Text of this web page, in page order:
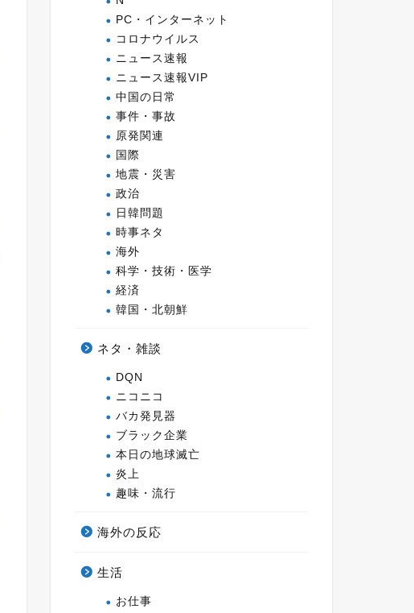
PC・インターネット
コロナウイルス
ニュース速報
ニュース速報VIP
中国の日常
事件・事故
原発関連
国際
地震・災害
政治
日韓問題
時事ネタ
海外
科学・技術・医学
経済
韓国・北朝鮮
ネタ・雑談
DQN
ニコニコ
バカ発見器
ブラック企業
本日の地球滅亡
炎上
趣味・流行
海外の反応
生活
お仕事